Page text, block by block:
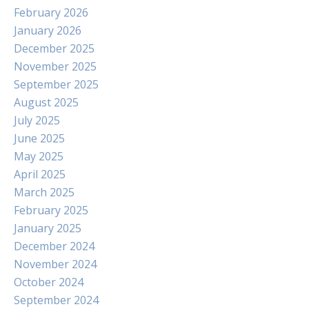
February 2026
January 2026
December 2025
November 2025
September 2025
August 2025
July 2025
June 2025
May 2025
April 2025
March 2025
February 2025
January 2025
December 2024
November 2024
October 2024
September 2024